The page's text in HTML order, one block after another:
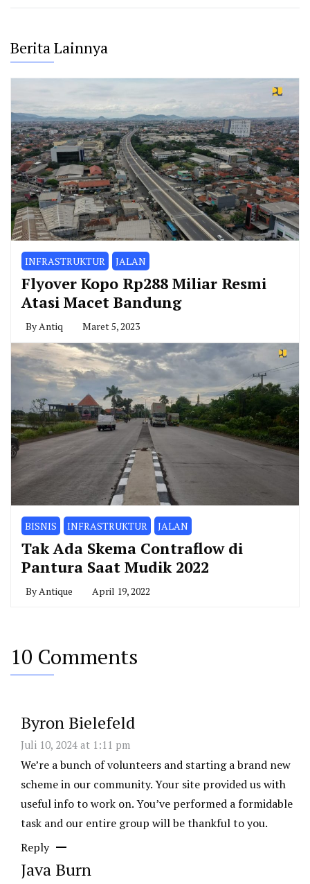
Berita Lainnya
INFRASTRUKTUR JALAN
Flyover Kopo Rp288 Miliar Resmi
Atasi Macet Bandung
ByAntiq Maret 5, 2023
BISNIS INFRASTRUKTUR JALAN
Tak Ada Skema Contraflow di
Pantura Saat Mudik 2022
ByAntique April 19, 2022
10 Comments
Byron Bielefeld
Juli 10, 2024 at 1:11 pm
We’re a bunch of volunteers and starting a brand new
scheme in our community. Your site provided us with
useful info to work on. You’ve performed a formidable
task and our entire group will be thankful to you.
Reply
Java Burn